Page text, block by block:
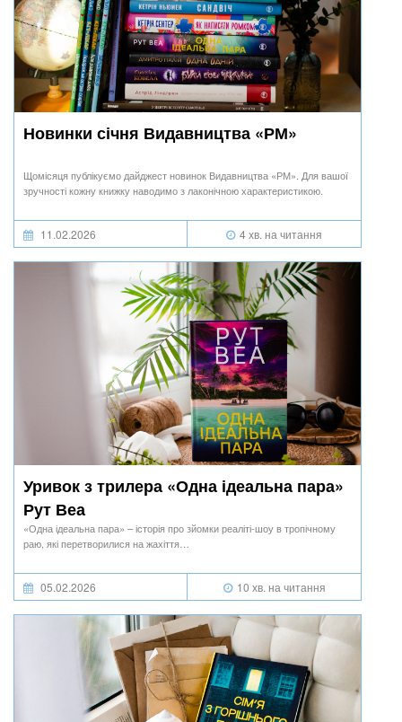
Новинки січня Видавництва «РМ»
Щомісяця публікуємо дайджест новинок Видавництва «РМ». Для вашої
зручності кожну книжку наводимо з лаконічною характеристикою.
11.02.2026 4 хв. на читання
Уривок з трилера «Одна ідеальна пара»
Рут Веа
«Одна ідеальна пара» – історія про зйомки реаліті-шоу в тропічному
раю, які перетворилися на жахіття…
05.02.2026 10 хв. на читання